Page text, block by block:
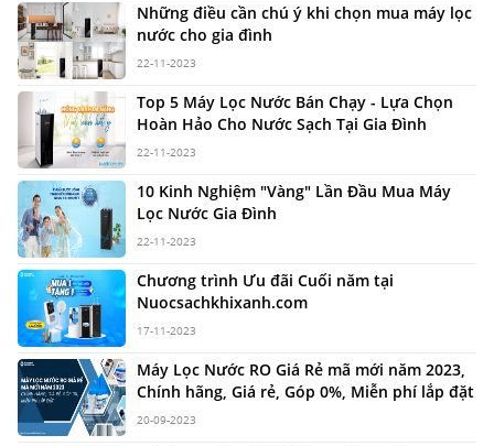
Những điều cần chú ý khi chọn mua máy lọc
nước cho gia đình
22-11-2023
Top 5 Máy Lọc Nước Bán Chạy - Lựa Chọn
Hoàn Hảo Cho Nước Sạch Tại Gia Đình
22-11-2023
10 Kinh Nghiệm "Vàng" Lần Đầu Mua Máy
Lọc Nước Gia Đình
22-11-2023
Chương trình Ưu đãi Cuối năm tại
Nuocsachkhixanh.com
17-11-2023
Máy Lọc Nước RO Giá Rẻ mã mới năm 2023,
Chính hãng, Giá rẻ, Góp 0%, Miễn phí lắp đặt
20-09-2023